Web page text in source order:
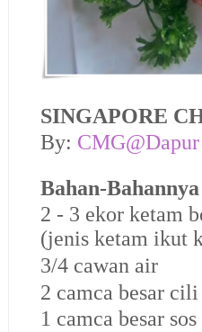
SINGAPORE
By: CMG@Dapur
Bahan-
2 - 3 ekor ketam
(jenis ketam ikut
3/4 cawan air
2 camca besar
1 camca besar